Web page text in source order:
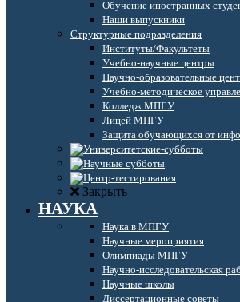
Обучение иностранных
Наши выпускники
Структурные подразделения
Институты/Факультеты
Учебно-научные центры
Научно-образовательные
Учебно-методическое
Колледж МПГУ
Лицей МПГУ
Защита обучающихся от
Закрыть
НАУКА
Наука в МПГУ
Научные мероприятия
Олимпиады МПГУ
Научно-исследовательская
Научные школы
Диссертационные советы